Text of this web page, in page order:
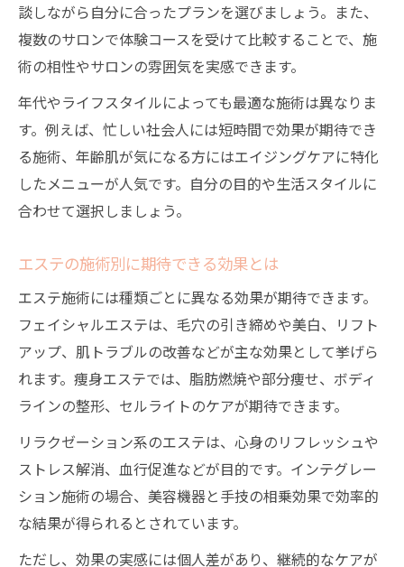
談しながら自分に合ったプランを選びましょう。また、
複数のサロンで体験コースを受けて比較することで、施
術の相性やサロンの雰囲気を実感できます。
年代やライフスタイルによっても最適な施術は異なりま
す。例えば、忙しい社会人には短時間で効果が期待でき
る施術、年齢肌が気になる方にはエイジングケアに特化
したメニューが人気です。自分の目的や生活スタイルに
合わせて選択しましょう。
エステの施術別に期待できる効果とは
エステ施術には種類ごとに異なる効果が期待できます。
フェイシャルエステは、毛穴の引き締めや美白、リフト
アップ、肌トラブルの改善などが主な効果として挙げら
れます。痩身エステでは、脂肪燃焼や部分痩せ、ボディ
ラインの整形、セルライトのケアが期待できます。
リラクゼーション系のエステは、心身のリフレッシュや
ストレス解消、血行促進などが目的です。インテグレー
ション施術の場合、美容機器と手技の相乗効果で効率的
な結果が得られるとされています。
ただし、効果の実感には個人差があり、継続的なケアが